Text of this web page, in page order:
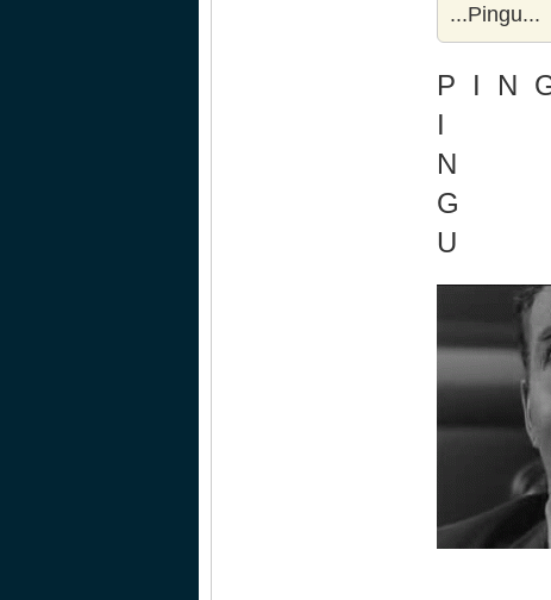
...Pingu...
P I N
I
N
G
U